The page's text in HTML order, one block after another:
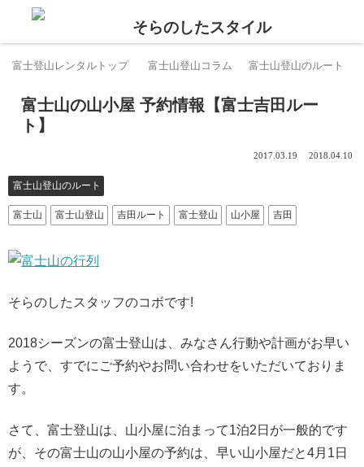
富士登山レンタルトップ 富士山登山コラム 富士山登山のルート
富士山の山小屋 予約情報【富士吉田ルー
ト】
2018.04.10
2017.03.19
富士山登山のルート
富士山 富士山登山 吉田ルート 富士登山 山小屋 吉田
そらのしたスタッフのコボです!
2018シーズンの富士登山は、みなさん行動や計画がお早い
ようで、すでにご予約やお問い合わせをいただいておりま
す。
さて、富士登山は、山小屋に泊まって1泊2日が一般的です
が、その富士山の山小屋の予約は、早い山小屋だと4月1日